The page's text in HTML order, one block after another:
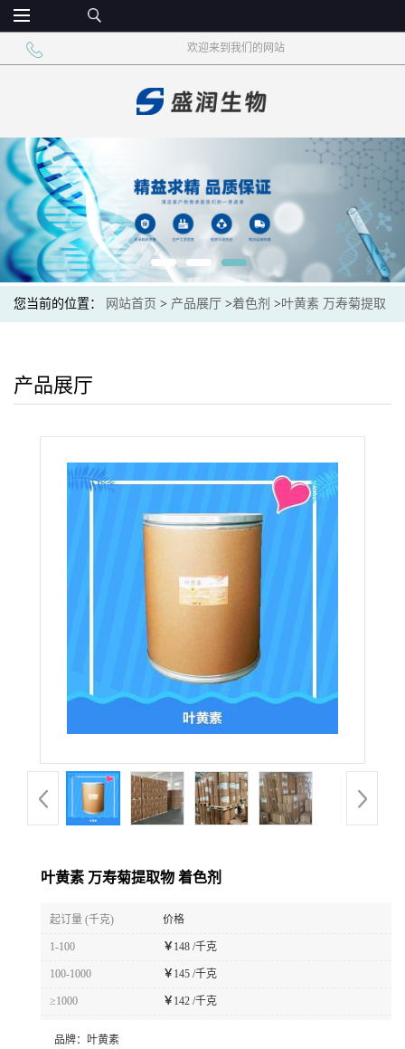
欢迎来到我们的网站
您当前的位置： 网站首页 > 产品展厅 >着色剂 > 叶黄素 万寿菊提取
产品展厅
叶黄素 万寿菊提取物 着色剂
起订量 (千克) 价格
1-100 ￥ 148 /千克
100-1000 ￥ 145 /千克
≥1000 ￥ 142 /千克
品牌： 叶黄素